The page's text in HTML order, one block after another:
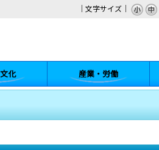
｜文字サイズ｜
化 産業・労働